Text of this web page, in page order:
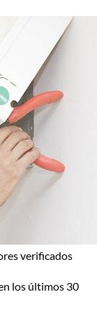
verificados
los últimos 30